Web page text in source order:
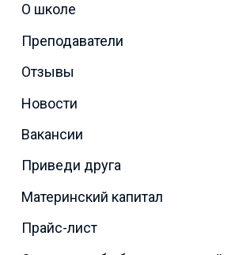
О школе
Преподаватели
Отзывы
Новости
Вакансии
Приведи друга
Материнский капитал
Прайс-лист